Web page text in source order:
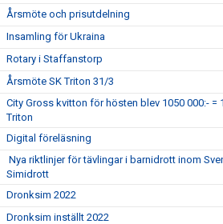
Årsmöte och prisutdelning
Insamling för Ukraina
Rotary i Staffanstorp
Årsmöte SK Triton 31/3
City Gross kvitton för hösten blev 1050 000:- =
Triton
Digital föreläsning
Nya riktlinjer för tävlingar i barnidrott inom
Simidrott
Dronksim 2022
Dronksim inställt 2022